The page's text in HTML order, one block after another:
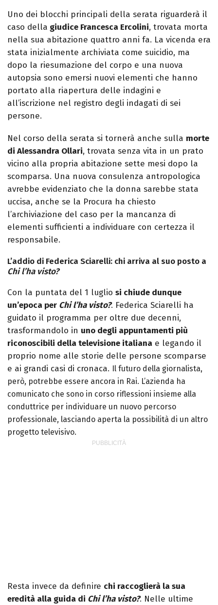
Uno dei blocchi principali della serata riguarderà il
caso della giudice Francesca Ercolini, trovata morta
nella sua abitazione quattro anni fa. La vicenda era
stata inizialmente archiviata come suicidio, ma
dopo la riesumazione del corpo e una nuova
autopsia sono emersi nuovi elementi che hanno
portato alla riapertura delle indagini e
all’iscrizione nel registro degli indagati di sei
persone.
Nel corso della serata si tornerà anche sulla morte
di Alessandra Ollari, trovata senza vita in un prato
vicino alla propria abitazione sette mesi dopo la
scomparsa. Una nuova consulenza antropologica
avrebbe evidenziato che la donna sarebbe stata
uccisa, anche se la Procura ha chiesto
l’archiviazione del caso per la mancanza di
elementi sufficienti a individuare con certezza il
responsabile.
L’addio di Federica Sciarelli: chi arriva al suo posto a
Chi l’ha visto?
Con la puntata del 1 luglio si chiude dunque
un’epoca per Chi l’ha visto?. Federica Sciarelli ha
guidato il programma per oltre due decenni,
trasformandolo in uno degli appuntamenti più
riconoscibili della televisione italiana e legando il
proprio nome alle storie delle persone scomparse
e ai grandi casi di cronaca.
Il futuro della giornalista,
però, potrebbe essere ancora in Rai. L’azienda ha
comunicato che sono in corso riflessioni insieme alla
conduttrice per individuare un nuovo percorso
professionale, lasciando aperta la possibilità di un altro
progetto televisivo.
Resta invece da definire chi raccoglierà la sua
eredità alla guida di Chi l’ha visto?. Nelle ultime